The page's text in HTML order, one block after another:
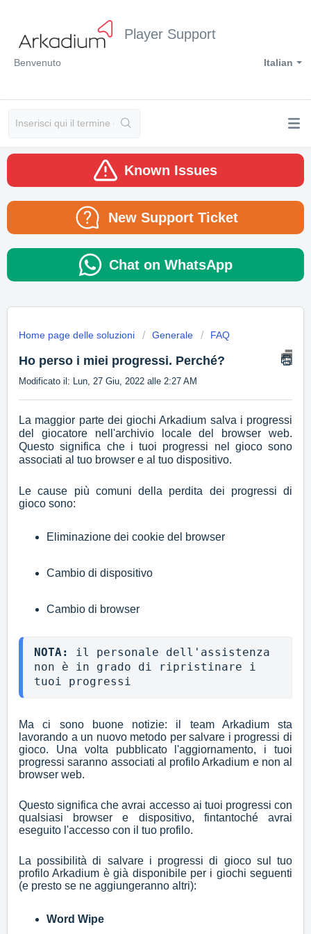
Player Support
Italian
Benvenuto
Known Issues
New Support Ticket
Chat on WhatsApp
Home page delle soluzioni Generale FAQ
Ho perso i miei progressi. Perché?
Modificato il: Lun, 27 Giu, 2022 alle 2:27 AM
La maggior parte dei giochi Arkadium salva i progressi
del giocatore nell'archivio locale del browser web.
Questo significa che i tuoi progressi nel gioco sono
associati al tuo browser e al tuo dispositivo.
Le cause più comuni della perdita dei progressi di
gioco sono:
Eliminazione dei cookie del browser
Cambio di dispositivo
Cambio di browser
NOTA: il personale dell'assistenza
non è in grado di ripristinare i
tuoi progressi
Ma ci sono buone notizie: il team Arkadium sta
lavorando a un nuovo metodo per salvare i progressi di
gioco. Una volta pubblicato l'aggiornamento, i tuoi
progressi saranno associati al profilo Arkadium e non al
browser web.
Questo significa che avrai accesso ai tuoi progressi con
qualsiasi browser e dispositivo, fintantoché avrai
eseguito l'accesso con il tuo profilo.
La possibilità di salvare i progressi di gioco sul tuo
profilo Arkadium è già disponibile per i giochi seguenti
(e presto se ne aggiungeranno altri):
Word Wipe